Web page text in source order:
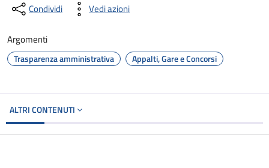
Condividi Vedi azioni
Argomenti
Trasparenza amministrativa Appalti, Gare e Concorsi
ALTRI CONTENUTI